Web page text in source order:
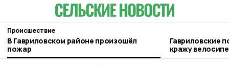
Происшествие
В Гавриловском районе произошёл
пожар
Гавриловские
кражу